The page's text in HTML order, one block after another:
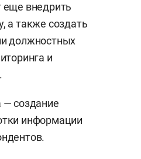
еще внедрить
а также создать
должностных
и
— создание
информации